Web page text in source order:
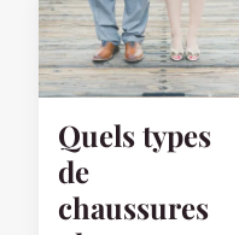
Quels types
de
chaussures